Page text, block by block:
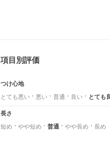
項目別評価
つけ心地
とても悪い
悪い 普通 良い とても
長さ
短め
やや短め 普通 やや長め 長め